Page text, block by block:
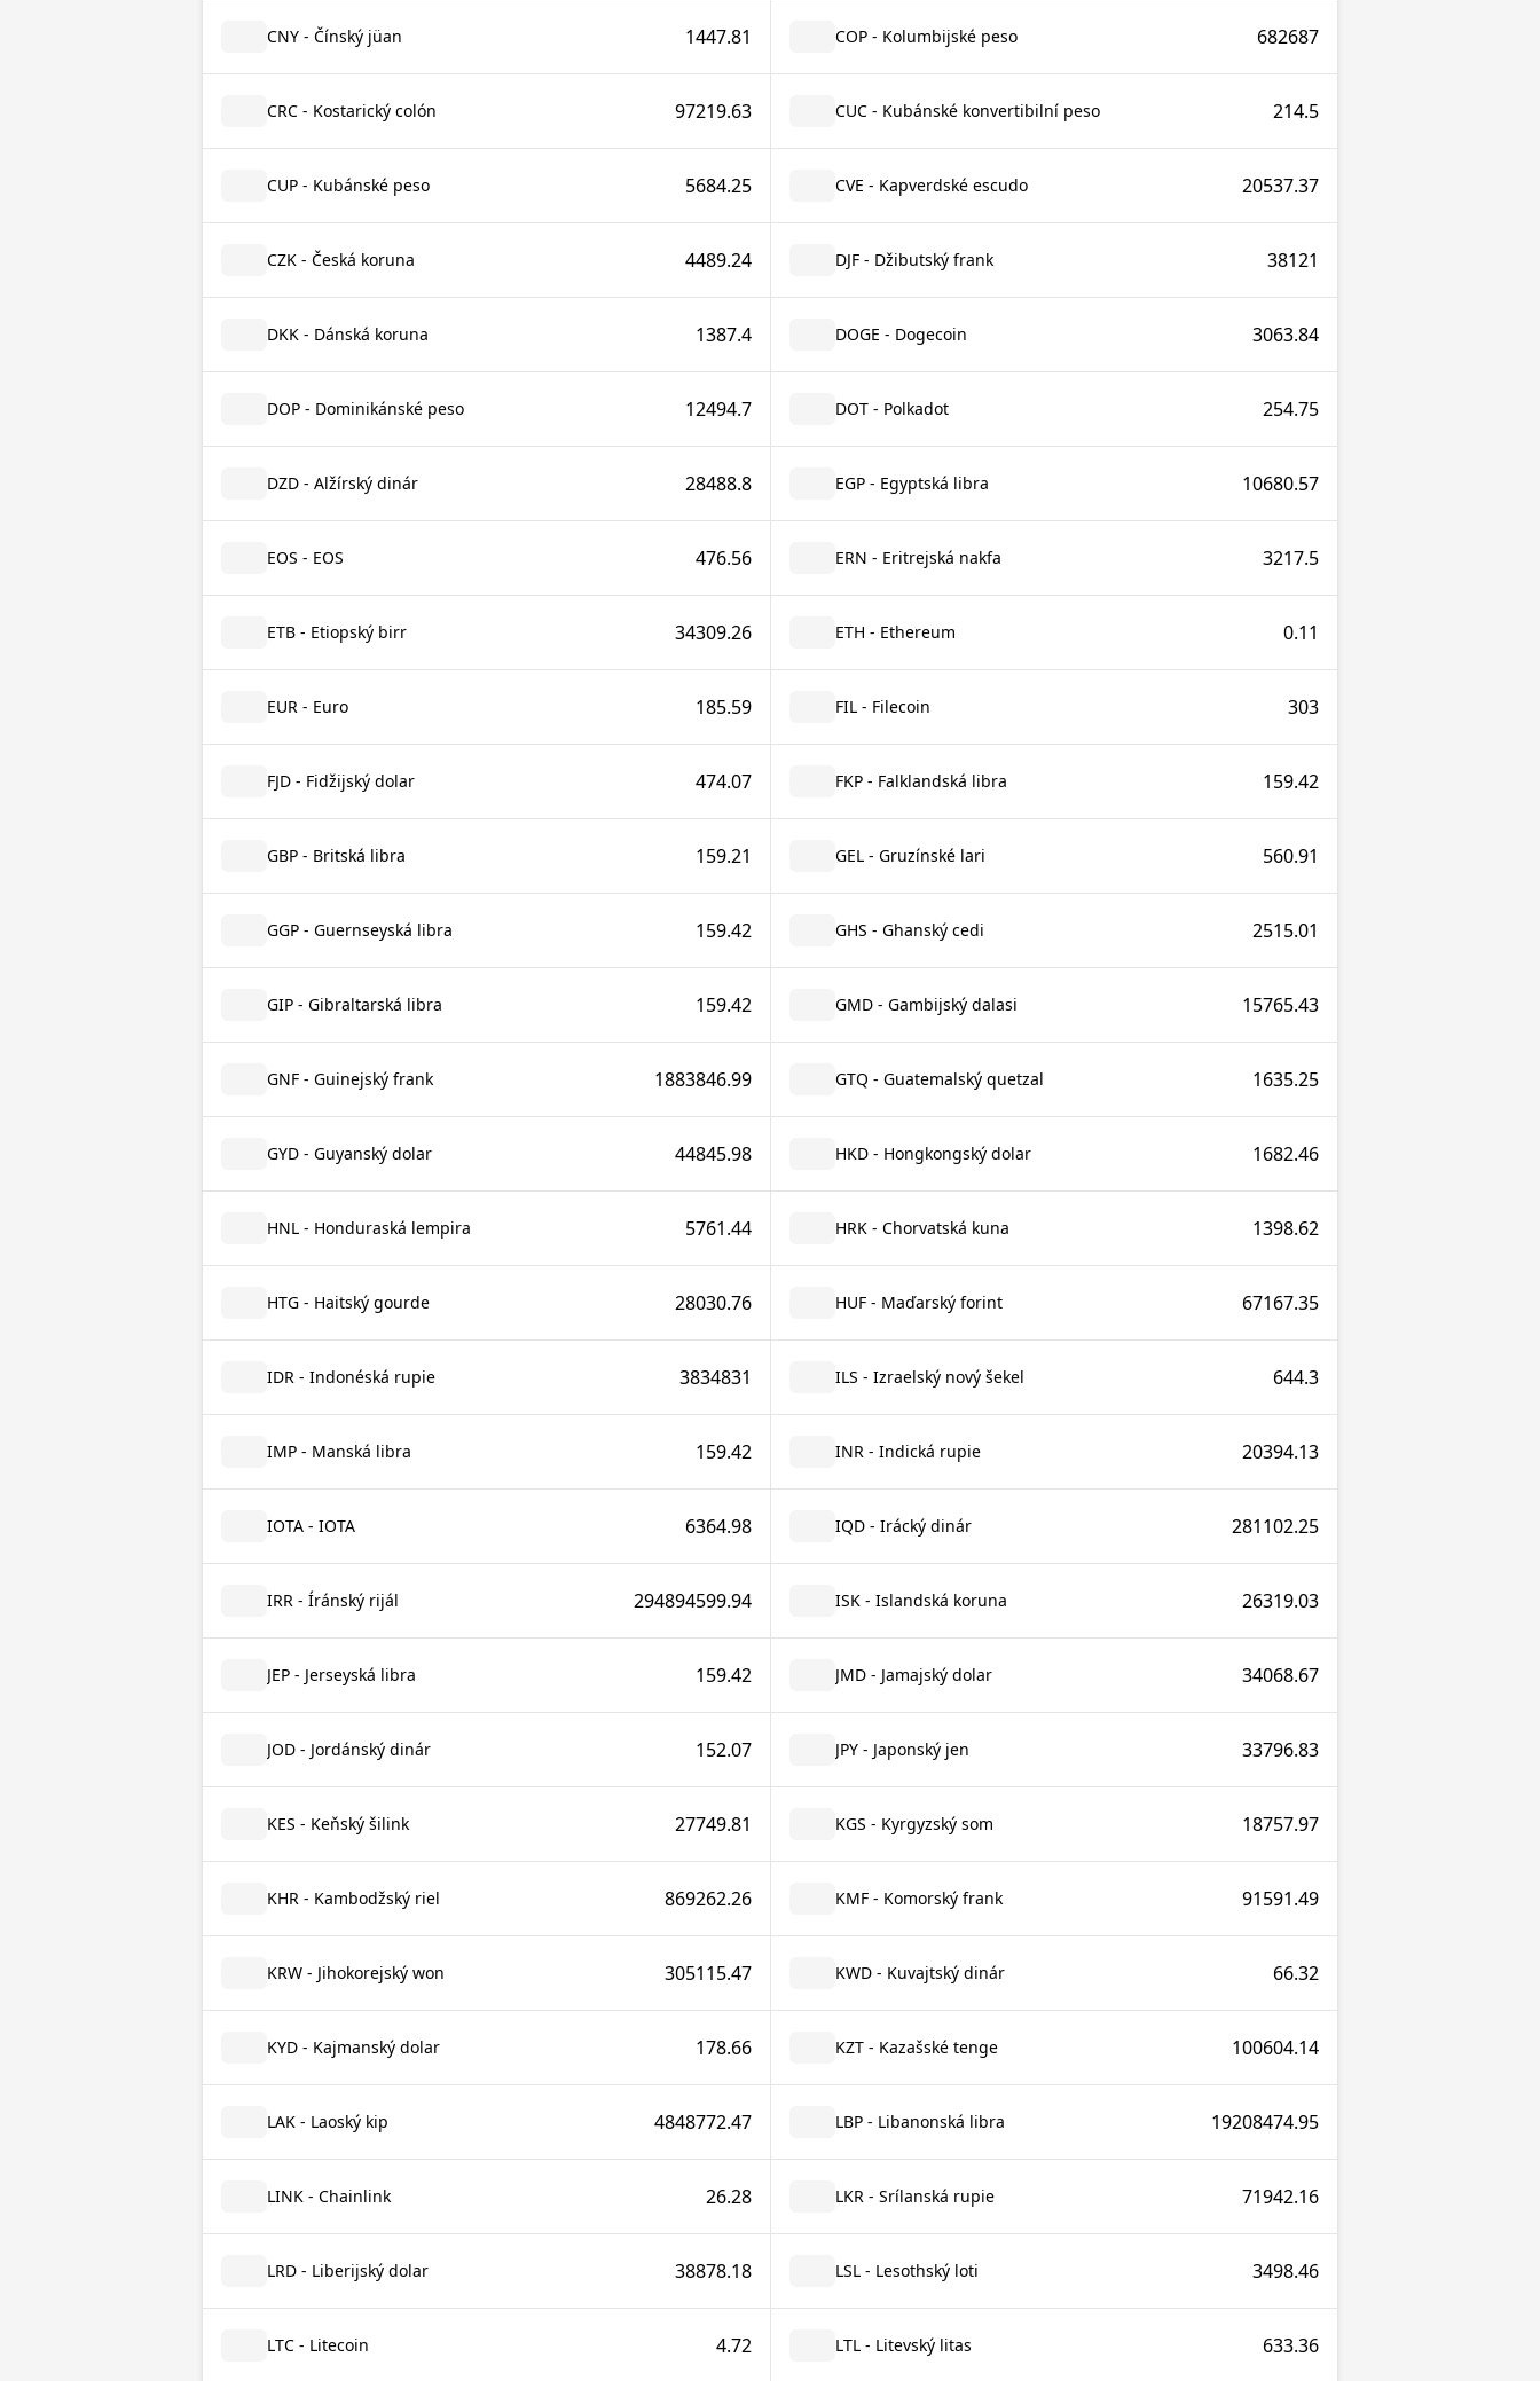
CNY - Čínský jüan 1447.81 COP - Kolumbijské peso 682687
CRC - Kostarický colón 97219.63 CUC - Kubánské konvertibilní peso 214.5
CUP - Kubánské peso 5684.25 CVE - Kapverdské escudo 20537.37
CZK - Česká koruna 4489.24 DJF - Džibutský frank 38121
DKK - Dánská koruna 1387.4 DOGE - Dogecoin 3063.84
DOP - Dominikánské peso 12494.7 DOT - Polkadot 254.75
DZD - Alžírský dinár 28488.8 EGP - Egyptská libra 10680.57
EOS - EOS 476.56 ERN - Eritrejská nakfa 3217.5
ETB - Etiopský birr 34309.26 ETH - Ethereum 0.11
EUR - Euro 185.59 FIL - Filecoin 303
FJD - Fidžijský dolar 474.07 FKP - Falklandská libra 159.42
GBP - Britská libra 159.21 GEL - Gruzínské lari 560.91
GGP - Guernseyská libra 159.42 GHS - Ghanský cedi 2515.01
GIP - Gibraltarská libra 159.42 GMD - Gambijský dalasi 15765.43
GNF - Guinejský frank 1883846.99 GTQ - Guatemalský quetzal 1635.25
GYD - Guyanský dolar 44845.98 HKD - Hongkongský dolar 1682.46
HNL - Honduraská lempira 5761.44 HRK - Chorvatská kuna 1398.62
HTG - Haitský gourde 28030.76 HUF - Maďarský forint 67167.35
IDR - Indonéská rupie 3834831 ILS - Izraelský nový šekel 644.3
IMP - Manská libra 159.42 INR - Indická rupie 20394.13
IOTA - IOTA 6364.98 IQD - Irácký dinár 281102.25
IRR - Íránský rijál 294894599.94 ISK - Islandská koruna 26319.03
JEP - Jerseyská libra 159.42 JMD - Jamajský dolar 34068.67
JOD - Jordánský dinár 152.07 JPY - Japonský jen 33796.83
KES - Keňský šilink 27749.81 KGS - Kyrgyzský som 18757.97
KHR - Kambodžský riel 869262.26 KMF - Komorský frank 91591.49
KRW - Jihokorejský won 305115.47 KWD - Kuvajtský dinár 66.32
KYD - Kajmanský dolar 178.66 KZT - Kazašské tenge 100604.14
LAK - Laoský kip 4848772.47 LBP - Libanonská libra 19208474.95
LINK - Chainlink 26.28 LKR - Srílanská rupie 71942.16
LRD - Liberijský dolar 38878.18 LSL - Lesothský loti 3498.46
LTC - Litecoin 4.72 LTL - Litevský litas 633.36